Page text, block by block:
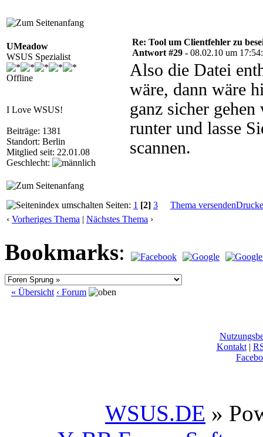
UMeadow
WSUS Spezialist
Offline
I Love WSUS!
Beiträge: 1381
Standort: Berlin
Mitglied seit: 22.01.08
Geschlecht:
Re: Tool um Clientfehler zu
Antwort #29 - 08.02.10 um
Also die Datei
wäre, dann wäre
ganz sicher
runter und lasse
scannen.
Seiten: 1 [2] 3 Thema versenden
‹ Vorheriges Thema | Nächstes Thema ›
Bookmarks:
« Übersicht ‹ Forum
Kontakt|
WSUS.DE »